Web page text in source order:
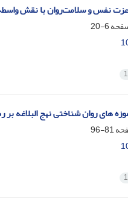
عزت نفس و سلامت‌روان با نقش
6-20
های روان شناختی نهج البلاغه
81-96